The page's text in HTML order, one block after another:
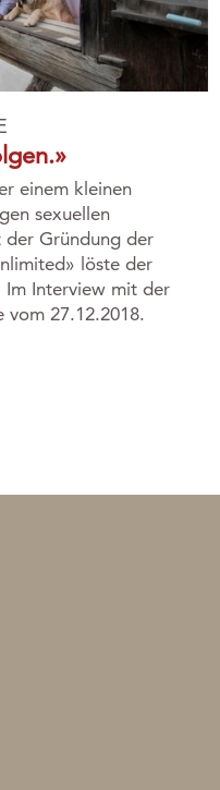
einem kleinen
sexuellen
der Gründung der
löste der
Im Interview mit der
vom 27.12.2018.